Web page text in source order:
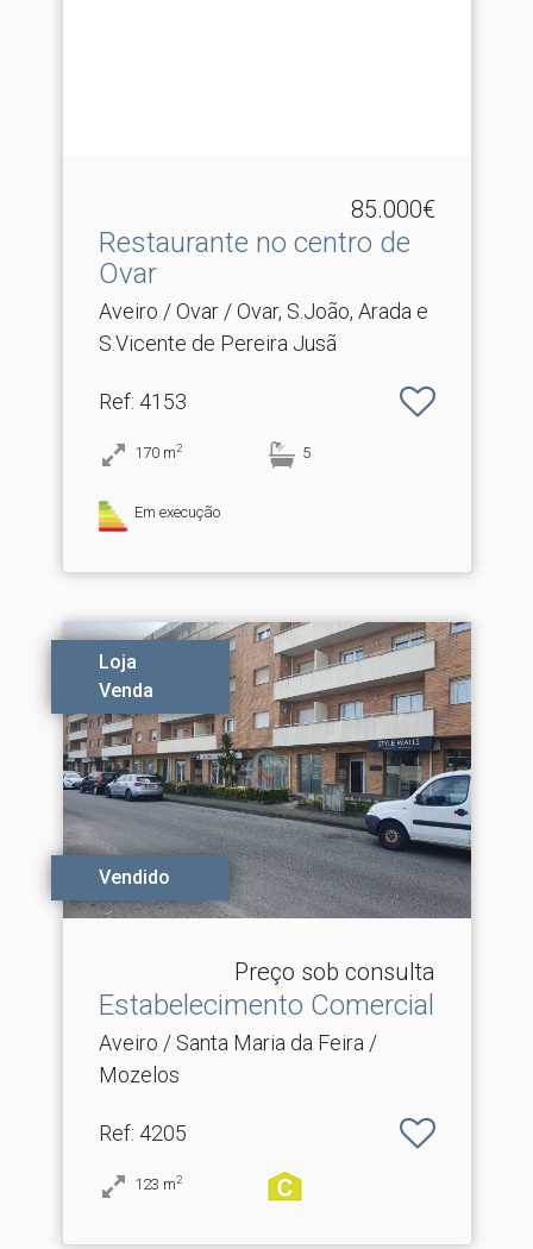
85.000€
Restaurante no centro de
Ovar
Aveiro / Ovar / Ovar, S.João, Arada e
S.Vicente de Pereira Jusã
Ref: 4153
170 m2 5
Em execução
Loja
Venda
Vendido
Preço sob consulta
Estabelecimento Comercial
Aveiro / Santa Maria da Feira /
Mozelos
Ref: 4205
123 m2